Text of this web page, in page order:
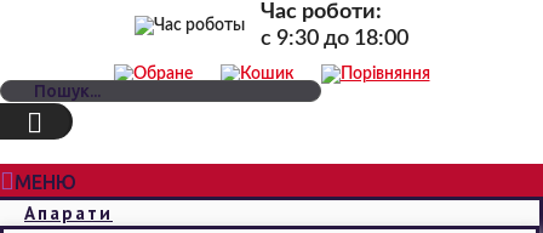
Час роботи:
c 9:30 до 18:00
МЕНЮ
Апарати